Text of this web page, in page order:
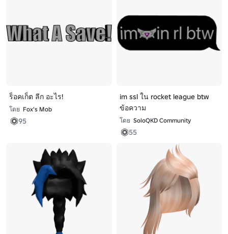
ร็อคเก็ต ลีก อะไร!
โดย Fox's Mob
95
im ssl ใน rocket league btw
ข้อความ
โดย SoloQKD Community
55